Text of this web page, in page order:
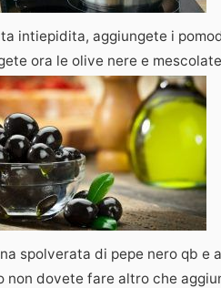
intiepidita, aggiungete i
ora le olive nere e
spolverata di pepe nero qb e
non dovete fare altro che